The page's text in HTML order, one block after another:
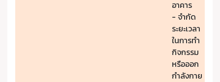
อาคาร
- จำกัด
ระยะเวลา
ในการทำ
กิจกรรม
หรือออก
กำลังกาย